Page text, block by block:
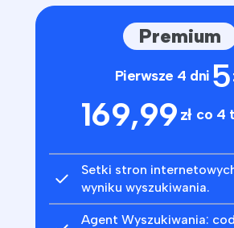
Premium
Pierwsze 4 dni 5
169,99 zł co 4
Setki stron
wyniku wyszukiwania.
Agent Wyszukiwania: